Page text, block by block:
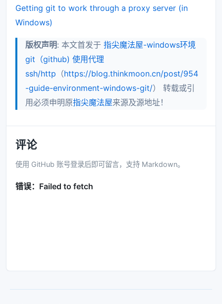
Getting git to work through a proxy server (in
Windows)
版权声明: 本文首发于 指尖魔法屋-windows环境
git（github) 使用代理
ssh/http （https://blog.thinkmoon.cn/post/954
-guide-environment-windows-git/） 转载或引
用必须申明原指尖魔法屋来源及源地址！
评论
使用 GitHub 账号登录后即可留言，支持 Markdown。